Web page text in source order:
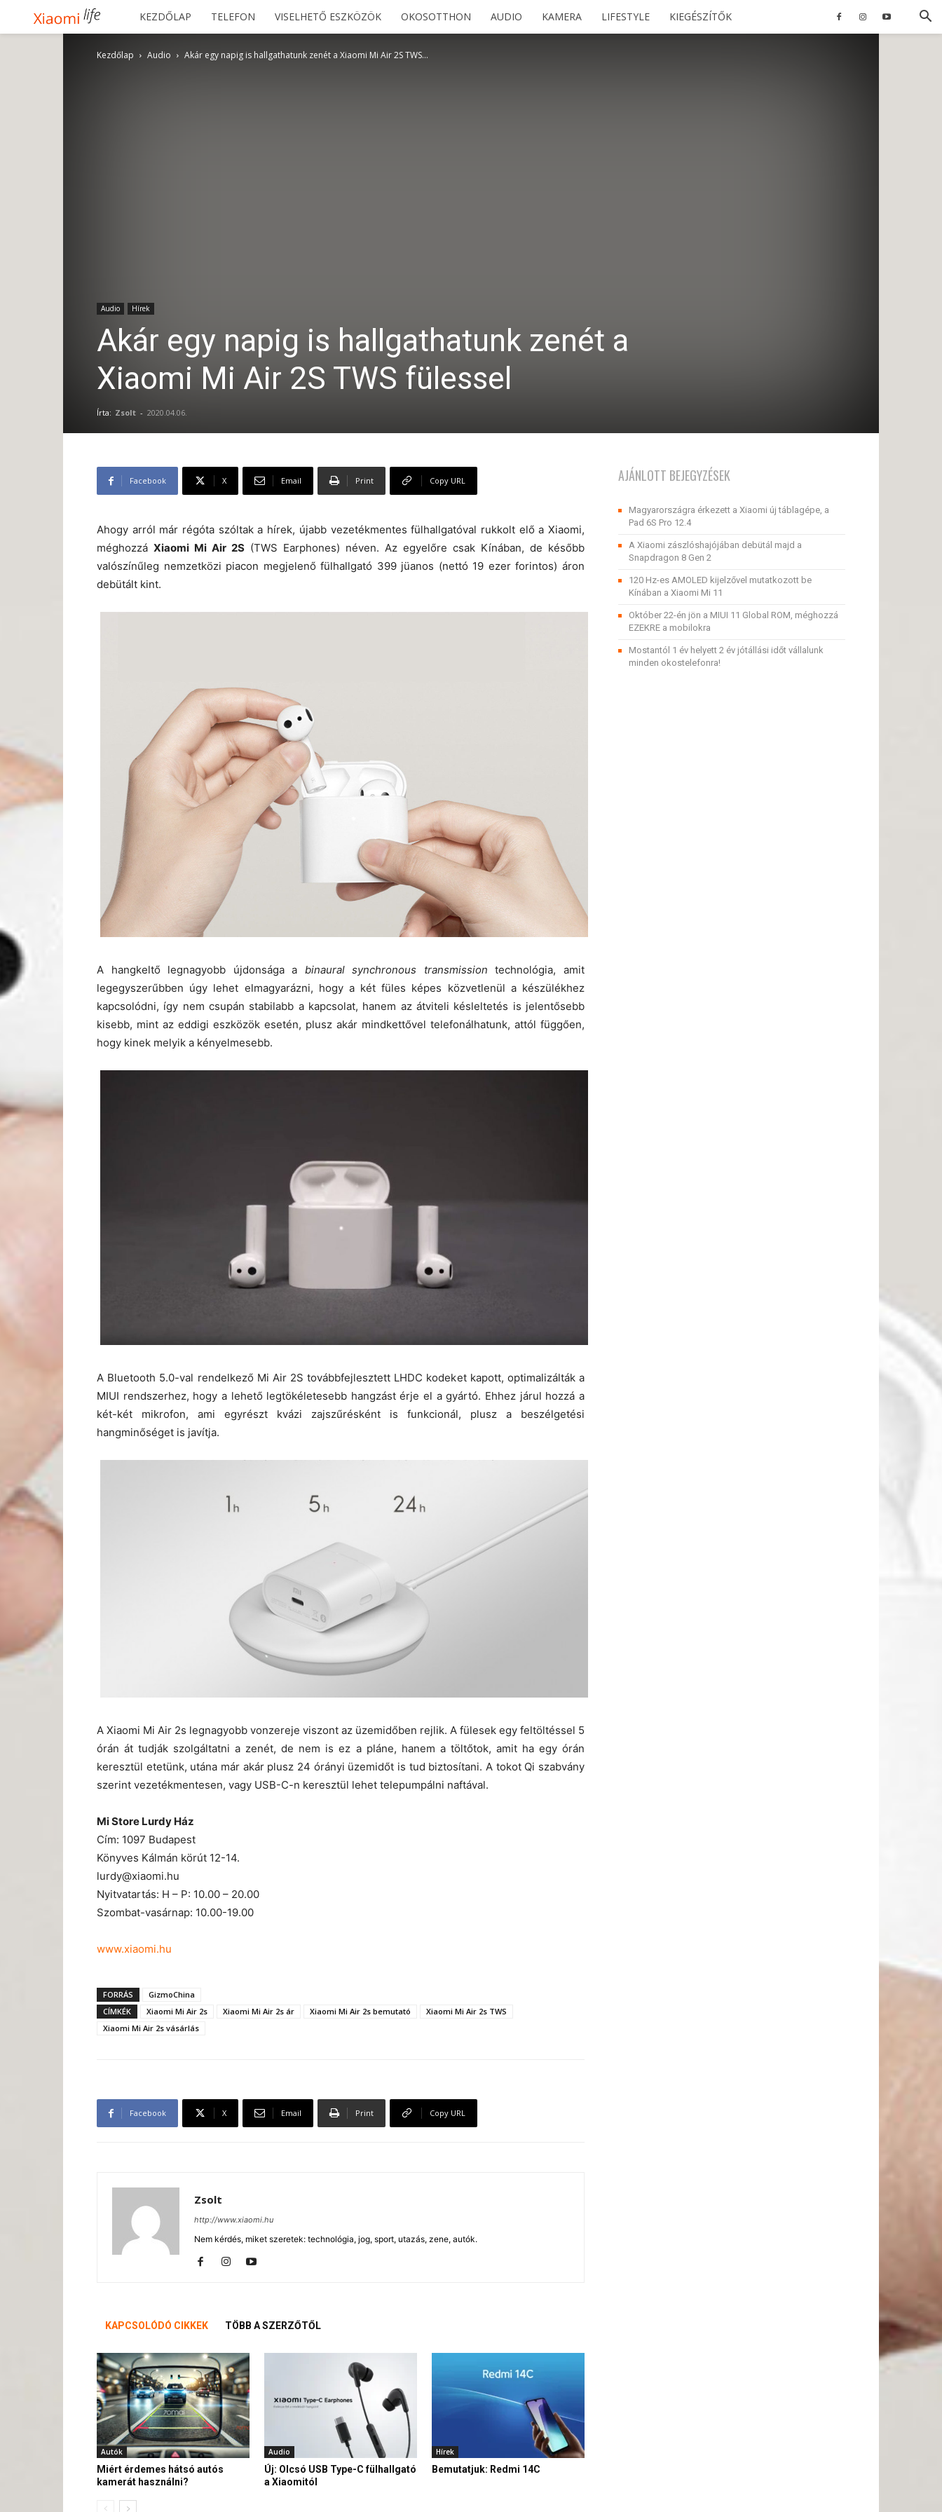
Xiaomilife
KEZDŐLAP TELEFON VISELHETŐ ESZKÖZÖK OKOSOTTHON AUDIO KAMERA LIFESTYLE KIEGÉSZÍTŐK
Kezdőlap Audio Akár egy napig is hallgathatunk zenét a Xiaomi Mi Air 2S TWS...
Audio Hírek
Akár egy napig is hallgathatunk zenét a
Xiaomi Mi Air 2S TWS fülessel
Írta: Zsolt - 2020.04.06.
Facebook X Email Print Copy URL
Ahogy arról már régóta szóltak a hírek, újabb vezetékmentes fülhallgatóval rukkolt elő a Xiaomi,
méghozzá Xiaomi Mi Air 2S (TWS Earphones) néven. Az egyelőre csak Kínában, de később
valószínűleg nemzetközi piacon megjelenő fülhallgató 399 jüanos (nettó 19 ezer forintos) áron
debütált kint.
A hangkeltő legnagyobb újdonsága a binaural synchronous transmissiontechnológia, amit
legegyszerűbben úgy lehet elmagyarázni, hogy a két füles képes közvetlenül a készülékhez
kapcsolódni, így nem csupán stabilabb a kapcsolat, hanem az átviteli késleltetés is jelentősebb
kisebb, mint az eddigi eszközök esetén, plusz akár mindkettővel telefonálhatunk, attól függően,
hogy kinek melyik a kényelmesebb.
A Bluetooth 5.0-val rendelkező Mi Air 2S továbbfejlesztett LHDC kodeket kapott, optimalizálták a
MIUI rendszerhez, hogy a lehető legtökéletesebb hangzást érje el a gyártó. Ehhez járul hozzá a
két-két mikrofon, ami egyrészt kvázi zajszűrésként is funkcionál, plusz a beszélgetési
hangminőséget is javítja.
A Xiaomi Mi Air 2s legnagyobb vonzereje viszont az üzemidőben rejlik. A fülesek egy feltöltéssel 5
órán át tudják szolgáltatni a zenét, de nem is ez a pláne, hanem a töltőtok, amit ha egy órán
keresztül etetünk, utána már akár plusz 24 órányi üzemidőt is tud biztosítani. A tokot Qi szabvány
szerint vezetékmentesen, vagy USB-C-n keresztül lehet telepumpálni naftával.
Mi Store Lurdy Ház
Cím: 1097 Budapest
Könyves Kálmán körút 12-14.
lurdy@xiaomi.hu
Nyitvatartás: H – P: 10.00 – 20.00
Szombat-vasárnap: 10.00-19.00
www.xiaomi.hu
FORRÁS
GizmoChina
CÍMKÉK
Xiaomi Mi Air 2s Xiaomi Mi Air 2s ár Xiaomi Mi Air 2s bemutató
Xiaomi Mi Air 2s TWS
Xiaomi Mi Air 2s vásárlás
Facebook X Email Print Copy URL
Zsolt
http://www.xiaomi.hu
Nem kérdés, miket szeretek: technológia, jog, sport, utazás, zene, autók.
KAPCSOLÓDÓ CIKKEK TÖBB A SZERZŐTŐL
Autók
Miért érdemes hátsó autós
kamerát használni?
Audio
Új: Olcsó USB Type-C fülhallgató
a Xiaomitól
Hírek
Bemutatjuk: Redmi 14C
AJÁNLOTT BEJEGYZÉSEK
Magyarországra érkezett a Xiaomi új táblagépe, a
Pad 6S Pro 12.4
A Xiaomi zászlóshajójában debütál majd a
Snapdragon 8 Gen 2
120 Hz-es AMOLED kijelzővel mutatkozott be
Kínában a Xiaomi Mi 11
Október 22-én jön a MIUI 11 Global ROM, méghozzá
EZEKRE a mobilokra
Mostantól 1 év helyett 2 év jótállási időt vállalunk
minden okostelefonra!